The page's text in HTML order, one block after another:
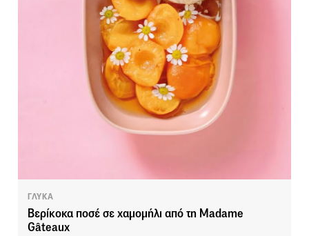
ΓΛΥΚΑ
Βερίκοκα ποσέ σε χαμομήλι από τη Madame
Gâteaux